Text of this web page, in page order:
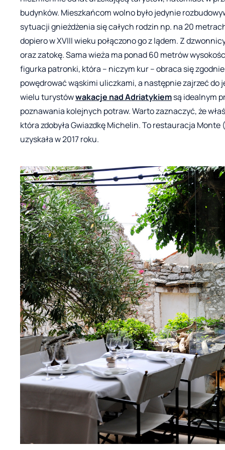
budynków. Mieszkańcom wolno było jedynie
sytuacji gnieżdżenia się całych rodzin np. na 20
dopiero w XVIII wieku połączono go z lądem. Z
oraz zatokę. Sama wieża ma ponad 60 metrów
figurka patronki, która – niczym kur – obraca się
powędrować wąskimi uliczkami, a następnie zajrzeć
wielu turystówwakacje nad Adriatykiemsą idealnym
poznawania kolejnych potraw. Warto zaznaczyć, że
która zdobyła Gwiazdkę Michelin. To restauracja
uzyskała w 2017 roku.